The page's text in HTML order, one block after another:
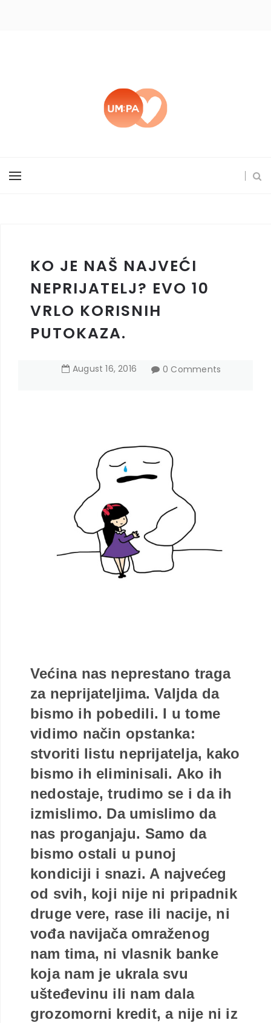
KO JE NAŠ NAJVEĆI
NEPRIJATELJ? EVO 10
VRLO KORISNIH
PUTOKAZA.
August 16,2016 0 Comments
Većina nas neprestano traga
za neprijateljima. Valjda da
bismo ih pobedili. I u tome
vidimo način opstanka:
stvoriti listu neprijatelja, kako
bismo ih eliminisali. Ako ih
nedostaje, trudimo se i da ih
izmislimo. Da umislimo da
nas proganjaju. Samo da
bismo ostali u punoj
kondiciji i snazi. A najvećeg
od svih, koji nije ni pripadnik
druge vere, rase ili nacije, ni
vođa navijača omraženog
nam tima, ni vlasnik banke
koja nam je ukrala svu
ušteđevinu ili nam dala
grozomorni kredit, a nije ni iz